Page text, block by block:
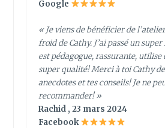
Google
« Je viens de bénéficier de
froid de Cathy. J’ai passé un
est pédagogue, rassurante, utilise
super qualité! Merci à toi Cathy
anecdotes et tes conseils! Je ne
recommander! »
Rachid , 23 mars 2024
Facebook